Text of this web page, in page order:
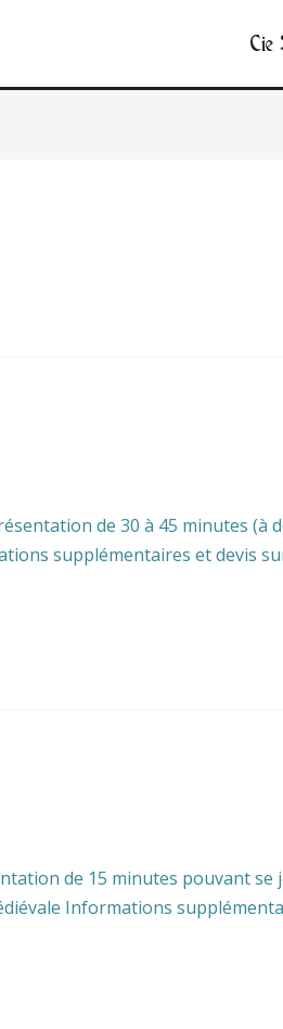
Cie
de 30 à 45 minutes
supplémentaires et devis
de 15 minutes pouvant
Informations